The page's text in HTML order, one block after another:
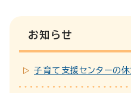
お知らせ
子育て支援センターの休